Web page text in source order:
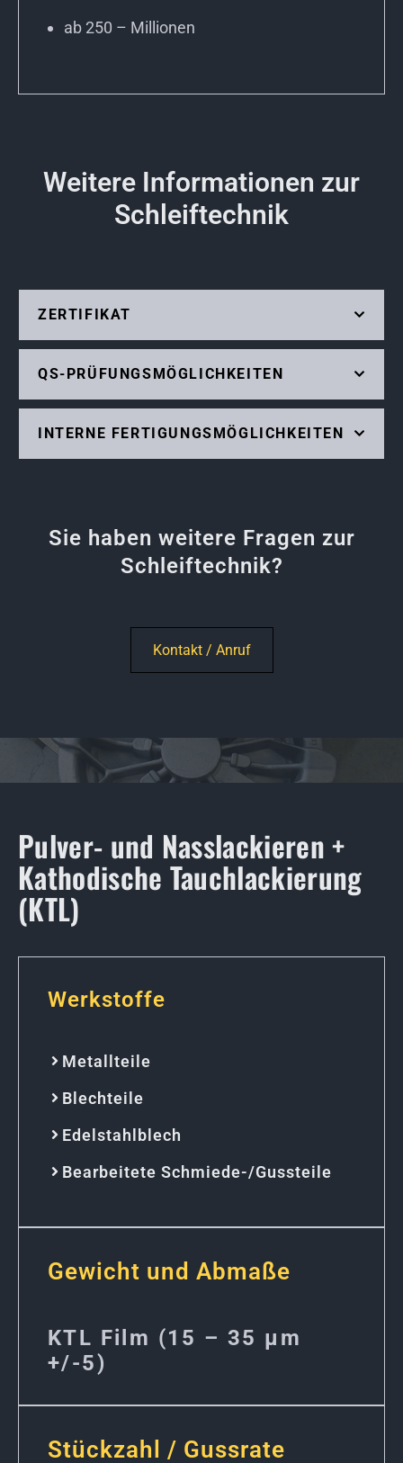
ab 250 – Millionen
Weitere Informationen zur
Schleiftechnik
ZERTIFIKAT
QS-PRÜFUNGSMÖGLICHKEITEN
INTERNE FERTIGUNGSMÖGLICHKEITEN
Sie haben weitere Fragen zur
Schleiftechnik?
Kontakt / Anruf
Pulver- und Nasslackieren +
Kathodische Tauchlackierung
(KTL)
Werkstoffe
Metallteile
Blechteile
Edelstahlblech
Bearbeitete Schmiede-/Gussteile
Gewicht und Abmaße
KTL Film (15 – 35 μm
+/-5)
Stückzahl / Gussrate